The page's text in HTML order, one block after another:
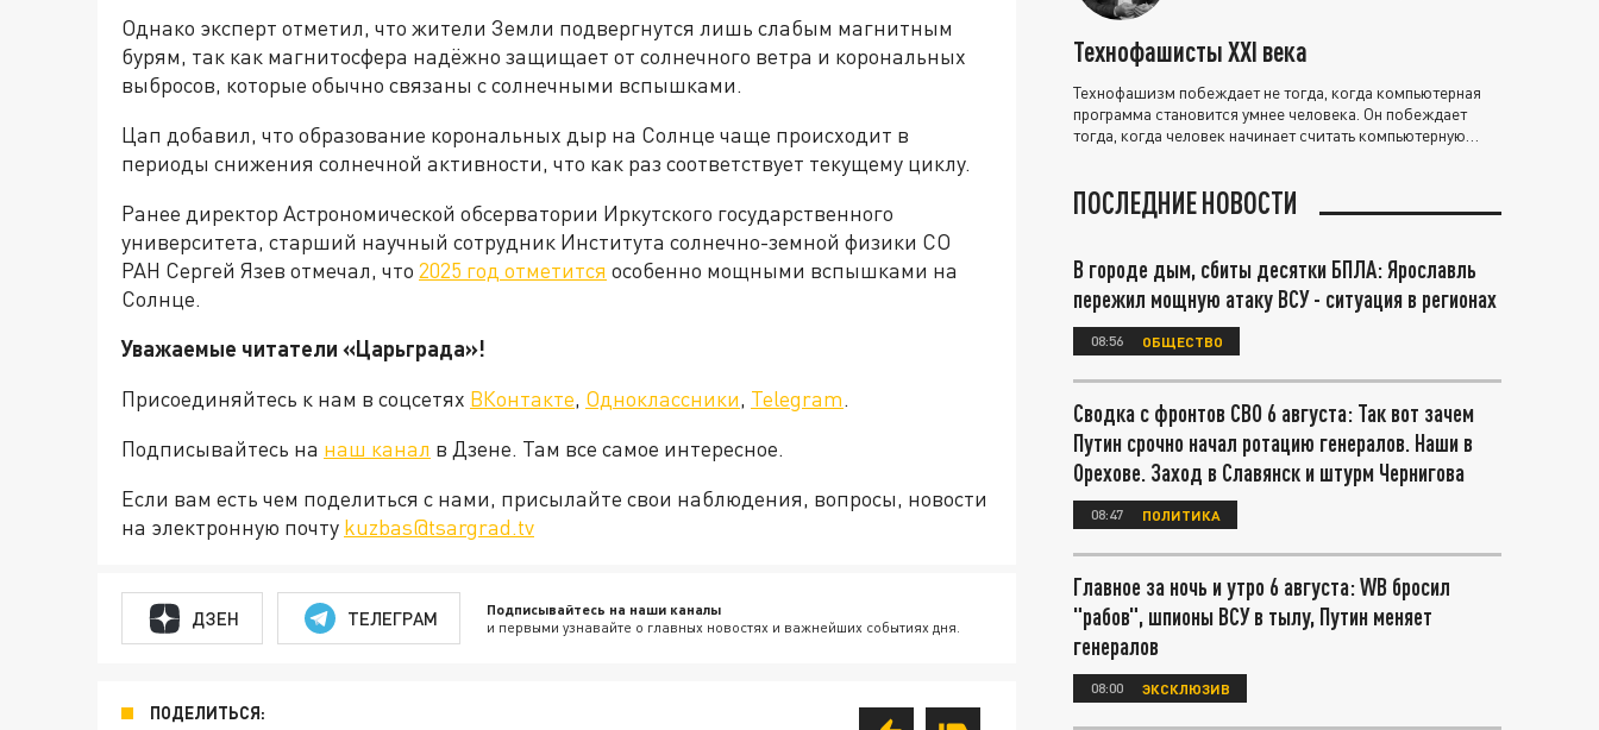
Однако эксперт отметил, что жители Земли подвергнутся лишь слабым магнитным
бурям, так как магнитосфера надёжно защищает от солнечного ветра и корональных
выбросов, которые обычно связаны с солнечными вспышками.
Цап добавил, что образование корональных дыр на Солнце чаще происходит в
периоды снижения солнечной активности, что как раз соответствует текущему циклу.
Ранее директор Астрономической обсерватории Иркутского государственного
университета, старший научный сотрудник Института солнечно-земной физики СО
РАН Сергей Язев отмечал, что 2025 год отметится особенно мощными вспышками на
Солнце.
Уважаемые читатели «Царьграда»!
Присоединяйтесь к нам в соцсетях ВКонтакте, Одноклассники, Telegram.
Подписывайтесь на наш канал в Дзене. Там все самое интересное.
Если вам есть чем поделиться с нами, присылайте свои наблюдения, вопросы, новости
на электронную почту kuzbas@tsargrad.tv
ДЗЕН ТЕЛЕГРАМ Подписывайтесь на наши каналы
и первыми узнавайте о главных новостях и важнейших событиях дня.
ПОДЕЛИТЬСЯ:
Технофашисты XXI века
Технофашизм побеждает не тогда, когда компьютерная
программа становится умнее человека. Он побеждает
тогда, когда человек начинает считать компьютерную
ПОСЛЕДНИЕ НОВОСТИ
В городе дым, сбиты десятки БПЛА: Ярославль
пережил мощную атаку ВСУ - ситуация в регионах
08:56 ОБЩЕСТВО
Сводка с фронтов СВО 6 августа: Так вот зачем
Путин срочно начал ротацию генералов. Наши в
Орехове. Заход в Славянск и штурм Чернигова
08:47 ПОЛИТИКА
Главное за ночь и утро 6 августа: WB бросил
"рабов", шпионы ВСУ в тылу, Путин меняет
генералов
08:00 ЭКСКЛЮЗИВ